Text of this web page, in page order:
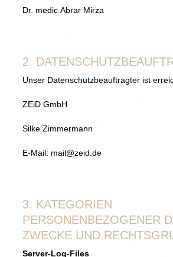
Dr. medic Abrar Mirza
2.
Unser Datenschutzbeauftragter ist
ZEiD GmbH
Silke Zimmermann
E-Mail: mail@zeid.de
3. KATEGORIEN
PERSONENBEZOGENER
ZWECKE UND
Server-Log-Files